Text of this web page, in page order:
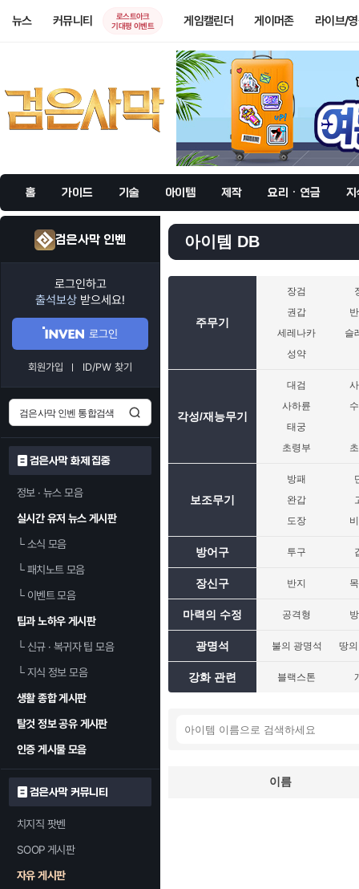
뉴스 커뮤니티
로스트아크
기대평 이벤트
게임캘린더 게이머존 라이브/
홈 가이드 기술 아이템 제작 요리 · 연금 지
검은사막 인벤
로그인하고
출석보상 받으세요!
로그인
회원가입 ID/PW 찾기
검은사막 화제 집중
정보 · 뉴스 모음
실시간 유저 뉴스 게시판
└소식 모음
└패치노트 모음
└이벤트 모음
팁과 노하우 게시판
└신규 · 복귀자 팁 모음
└지식 정보 모음
생활 종합 게시판
탈것 정보 공유 게시판
인증 게시물 모음
검은사막 커뮤니티
치지직 팟벤
SOOP 게시판
자유 게시판
아이템 DB
주무기
장검
권갑
세레나카
슬
성약
각성/재능무기
대검
사하륜
태궁
초령부
보조무기
방패
완갑
도장
방어구 투구
장신구 반지
마력의 수정 공격형
광명석 불의 광명석 땅
강화 관련 블랙스톤
이름